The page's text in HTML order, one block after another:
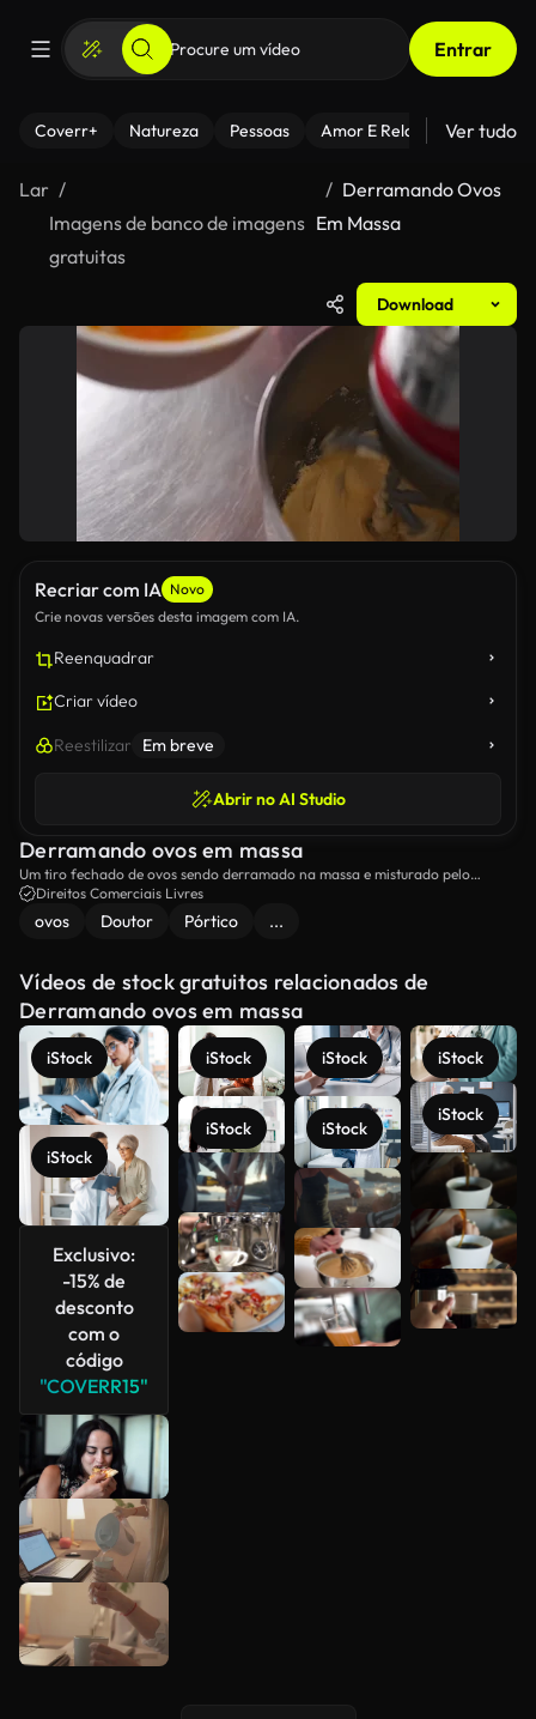
Entrar
Coverr+ Natureza Pessoas Amor E Relacionamentos
Ver tudo
Lar
Imagens de banco de imagens
gratuitas
Derramando Ovos
Em Massa
Download
Recriar com IA Novo
Crie novas versões desta imagem com IA.
Reenquadrar
Criar vídeo
Reestilizar Em breve
Abrir no AI Studio
Derramando ovos em massa
Um tiro fechado de ovos sendo derramado na massa e misturado pelo
misturador elétrico.
Direitos Comerciais Livres
ovos Doutor Pórtico ...
Vídeos de stock gratuitos relacionados de
Derramando ovos em massa
iStock
iStock
Exclusivo:
-15% de
desconto
com o
código
"COVERR15"
iStock
iStock
iStock
iStock
iStock
iStock
Veja mais